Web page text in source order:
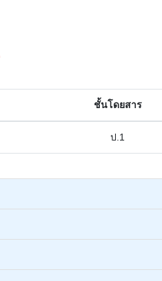
ชั้นโดยสาร
ป.1